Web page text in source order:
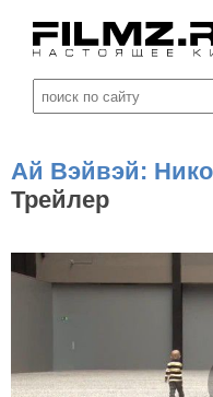
Ай Вэйвэй:
Трейлер